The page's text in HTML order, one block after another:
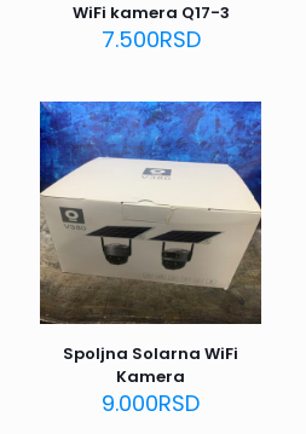
WiFi kamera Q17-3
7.500RSD
Spoljna Solarna WiFi
Kamera
9.000RSD